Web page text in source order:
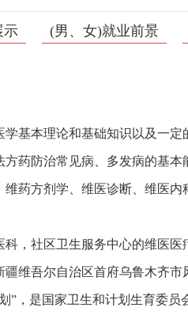
示 (男、女)就业前景
基本理论和基础知识以及一
药防治常见病、多发病的基本
药方剂学、维医诊断、维医
科，社区卫生服务中心的维医医
疆维吾尔自治区首府乌鲁木齐
”，是国家卫生和计划生育委